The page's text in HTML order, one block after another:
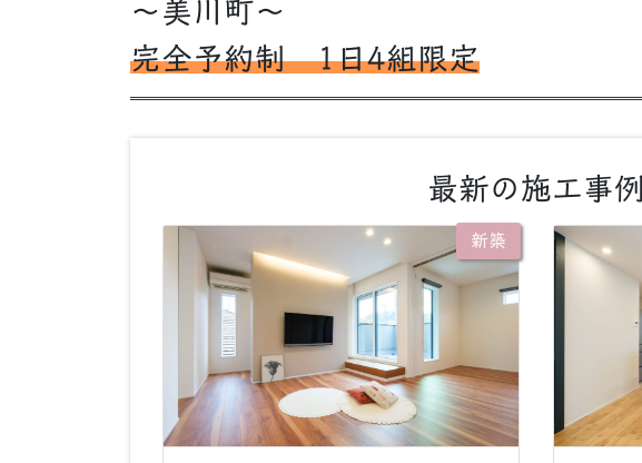
～美川町～
完全予約制 1日4組限定
最新の施工事例
新築